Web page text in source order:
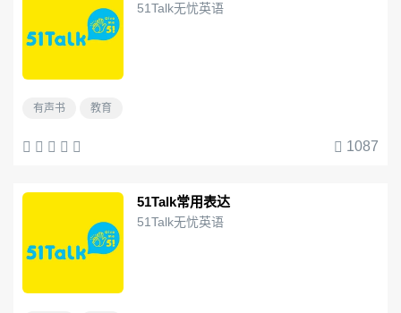
51Talk无忧英语
有声书 教育
1087
51Talk常用表达
51Talk无忧英语